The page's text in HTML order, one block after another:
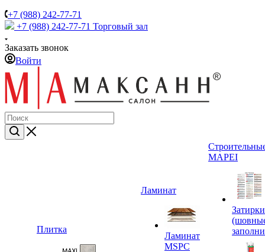
+7 (988) 242-77-71
+7 (988) 242-77-71 Торговый зал
Заказать звонок
Войти
Плитка
Ламинат
Ламинат
MSPC
MAPEI
Затирки